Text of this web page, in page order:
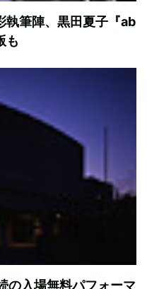
執筆陣、黒田夏子『ab
も
の入場無料パフォーマ